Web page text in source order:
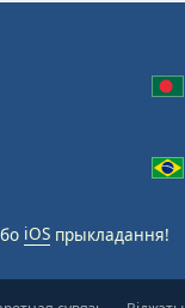
iOS прыкладання!